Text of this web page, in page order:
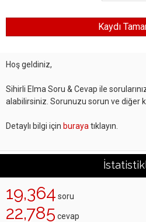
Hoş geldiniz,
Sihirli Elma Soru & Cevap ile
alabilirsiniz. Sorunuzu sorun ve diğer
Detaylı bilgi için buraya tıklayın.
19,364 soru
22,785 cevap